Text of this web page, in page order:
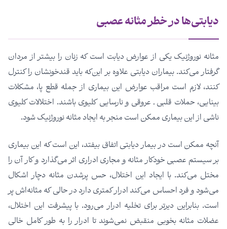
دیابتی‌ها در خطر مثانه عصبی
مثانه نوروژنیک یکی از عوارض دیابت است که زنان را بیشتر از مردان
گرفتار می‌کند. بیماران دیابتی علاوه بر این‌که باید قندخونشان را کنترل
کنند، لازم است مراقب عوارض این بیماری از جمله قطع پا، مشکلات
بینایی، حملات قلبی ـ عروقی و نارسایی کلیوی باشند. اختلالات کلیوی
ناشی از این بیماری ممکن است منجر به ایجاد مثانه نوروژنیک شود.
آنچه ممکن است در بیمار دیابتی اتفاق بیفتد، این است که این بیماری
بر سیستم عصبی خودکار مثانه و مجاری ادراری اثر می‌گذارد و کار آن را
مختل می‌کند. با ایجاد این اختلال، حس پر‌شدن مثانه دچار اشکال
می‌شود و فرد احساس می‌کند ادرار کمتری دارد در حالی که مثانه‌اش پر
است. بنابراین دیرتر برای تخلیه ادرار می‌رود. با پیشرفت این اختلال،
عضلات مثانه بخوبی منقبض نمی‌‌شوند تا ادرار را به طور کامل خالی